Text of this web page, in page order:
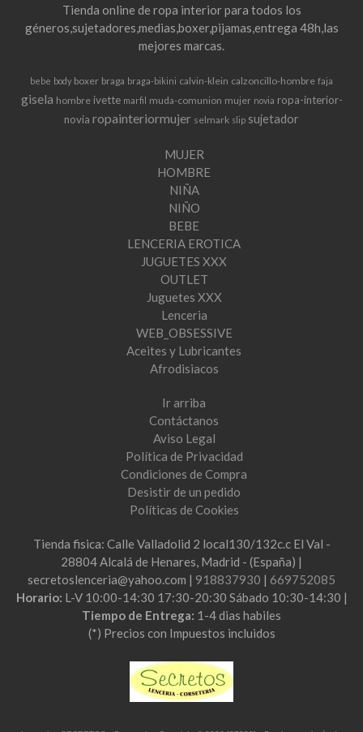
Tienda online de ropa interior para todos los
géneros,sujetadores,medias,boxer,pijamas,entrega 48h,las
mejores marcas.
bebe body boxer braga braga-bikini calvin-klein calzoncillo-hombre faja
gisela hombre ivette marfil muda-comunion mujer novia ropa-interior-
novia ropainteriormujer selmark slip sujetador
MUJER
HOMBRE
NIÑA
NIÑO
BEBE
LENCERIA EROTICA
JUGUETES XXX
OUTLET
Juguetes XXX
Lenceria
WEB_OBSESSIVE
Aceites y Lubricantes
Afrodisiacos
Ir arriba
Contáctanos
Aviso Legal
Política de Privacidad
Condiciones de Compra
Desistir de un pedido
Políticas de Cookies
Tienda fisica: Calle Valladolid 2 local130/132c.c El Val -
28804 Alcalá de Henares, Madrid - (España) |
secretoslenceria@yahoo.com | 918837930 | 669752085
Horario: L-V 10:00-14:30 17:30-20:30 Sábado 10:30-14:30 |
Tiempo de Entrega: 1-4 dias habiles
(*) Precios con Impuestos incluidos